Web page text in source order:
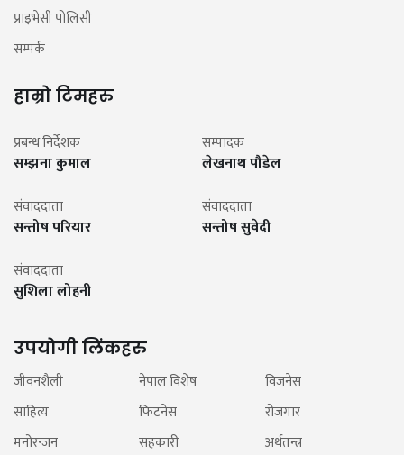
प्राइभेसी पोलिसी
सम्पर्क
हाम्रो टिमहरु
प्रबन्ध निर्देशक
सम्झना कुमाल
सम्पादक
लेखनाथ पौडेल
संवाददाता
सन्तोष परियार
संवाददाता
सन्तोष सुवेदी
संवाददाता
सुशिला लोहनी
उपयोगी लिंकहरु
जीवनशैली नेपाल विशेष
विजनेस
साहित्य
फिटनेस
रोजगार
मनोरन्जन
सहकारी
अर्थतन्त्र